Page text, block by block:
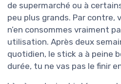
de supermarché ou à
peu plus grands. Par contre,
n’en consommes vraiment
utilisation. Après deux
quotidien, le stick a à peine
durée, tu ne vas pas le finir